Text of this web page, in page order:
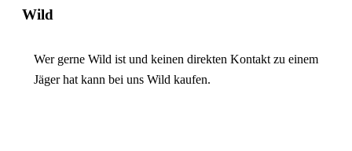
Wild
Wer gerne Wild ist und keinen direkten Kontakt zu einem
Jäger hat kann bei uns Wild kaufen.